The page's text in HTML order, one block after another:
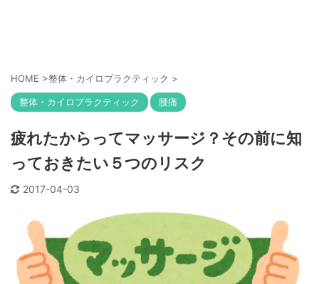
HOME >整体・カイロプラクティック >
整体・カイロプラクティック 腰痛
疲れたからってマッサージ？その前に知
っておきたい５つのリスク
2017-04-03